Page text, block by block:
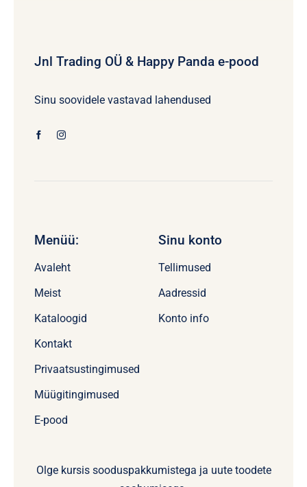
Jnl Trading OÜ & Happy Panda e-pood
Sinu soovidele vastavad lahendused
Menüü:
Avaleht
Meist
Kataloogid
Kontakt
Privaatsustingimused
Müügitingimused
E-pood
Sinu konto
Tellimused
Aadressid
Konto info
Olge kursis sooduspakkumistega ja uute toodete